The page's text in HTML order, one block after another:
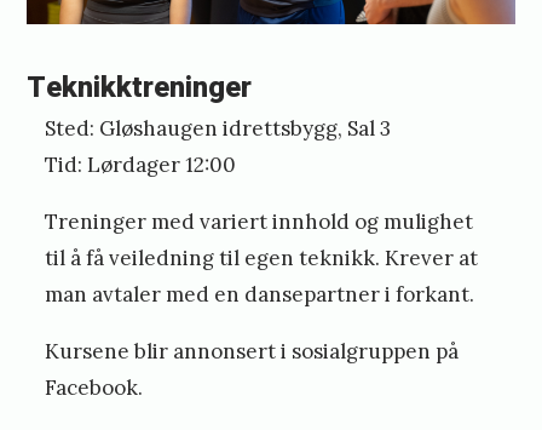
Teknikktreninger
Sted: Gløshaugen idrettsbygg, Sal 3
Tid: Lørdager 12:00
Treninger med variert innhold og mulighet
til å få veiledning til egen teknikk. Krever at
man avtaler med en dansepartner i forkant.
Kursene blir annonsert i sosialgruppen på
Facebook.